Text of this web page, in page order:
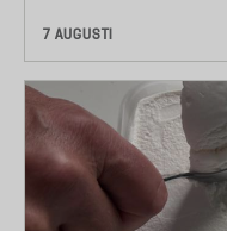
7 AUGUSTI